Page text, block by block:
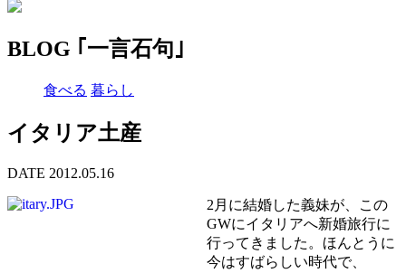
BLOG ｢一言石句｣
食べる 暮らし
イタリア土産
DATE 2012.05.16
2月に結婚した義妹が、この
GWにイタリアへ新婚旅行に
行ってきました。ほんとうに
今はすばらしい時代で、